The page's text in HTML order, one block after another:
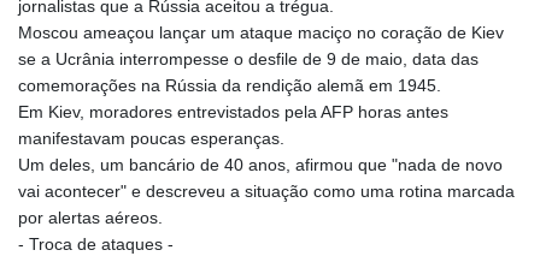
JMD 183.057725
JOD 0.819746
JPY 182.445186
KES 149.158147
KHR
4681.941823
jornalistas que a Rússia aceitou a trégua.
Moscou ameaçou lançar um ataque maciço no coração de Kiev
se a Ucrânia interrompesse o desfile de 9 de maio, data das
comemorações na Rússia da rendição alemã em 1945.
Em Kiev, moradores entrevistados pela AFP horas antes
manifestavam poucas esperanças.
Um deles, um bancário de 40 anos, afirmou que "nada de novo
vai acontecer" e descreveu a situação como uma rotina marcada
por alertas aéreos.
- Troca de ataques -